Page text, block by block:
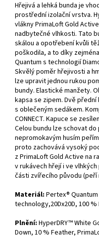
Hřejivá a lehká bunda je
prostřední izolační vrstva.
vlákny PrimaLoft Gold
nadbytečné vlhkosti. Tato
skálou a opotřebení kvůli
poškodila, a to díky
Quantum s technologií
Skvělý poměr hřejivosti a
lze upravit jednou rukou
bundy. Elastické manžety.
kapsa se zipem. Dvě
s oblečeným sedákem.
CONNECT. Kapuce se
Celou bundu lze schovat
nepromokavým husím
proto zachovává vysoký
z PrimaLoft Gold Active na
v rukávech hřejí i ve
části zvířecího původu (peří
Materiál: Pertex®
technology,20Dx20D, 100
Plnění: HyperDRY™ White
Down, 10 % Feather,